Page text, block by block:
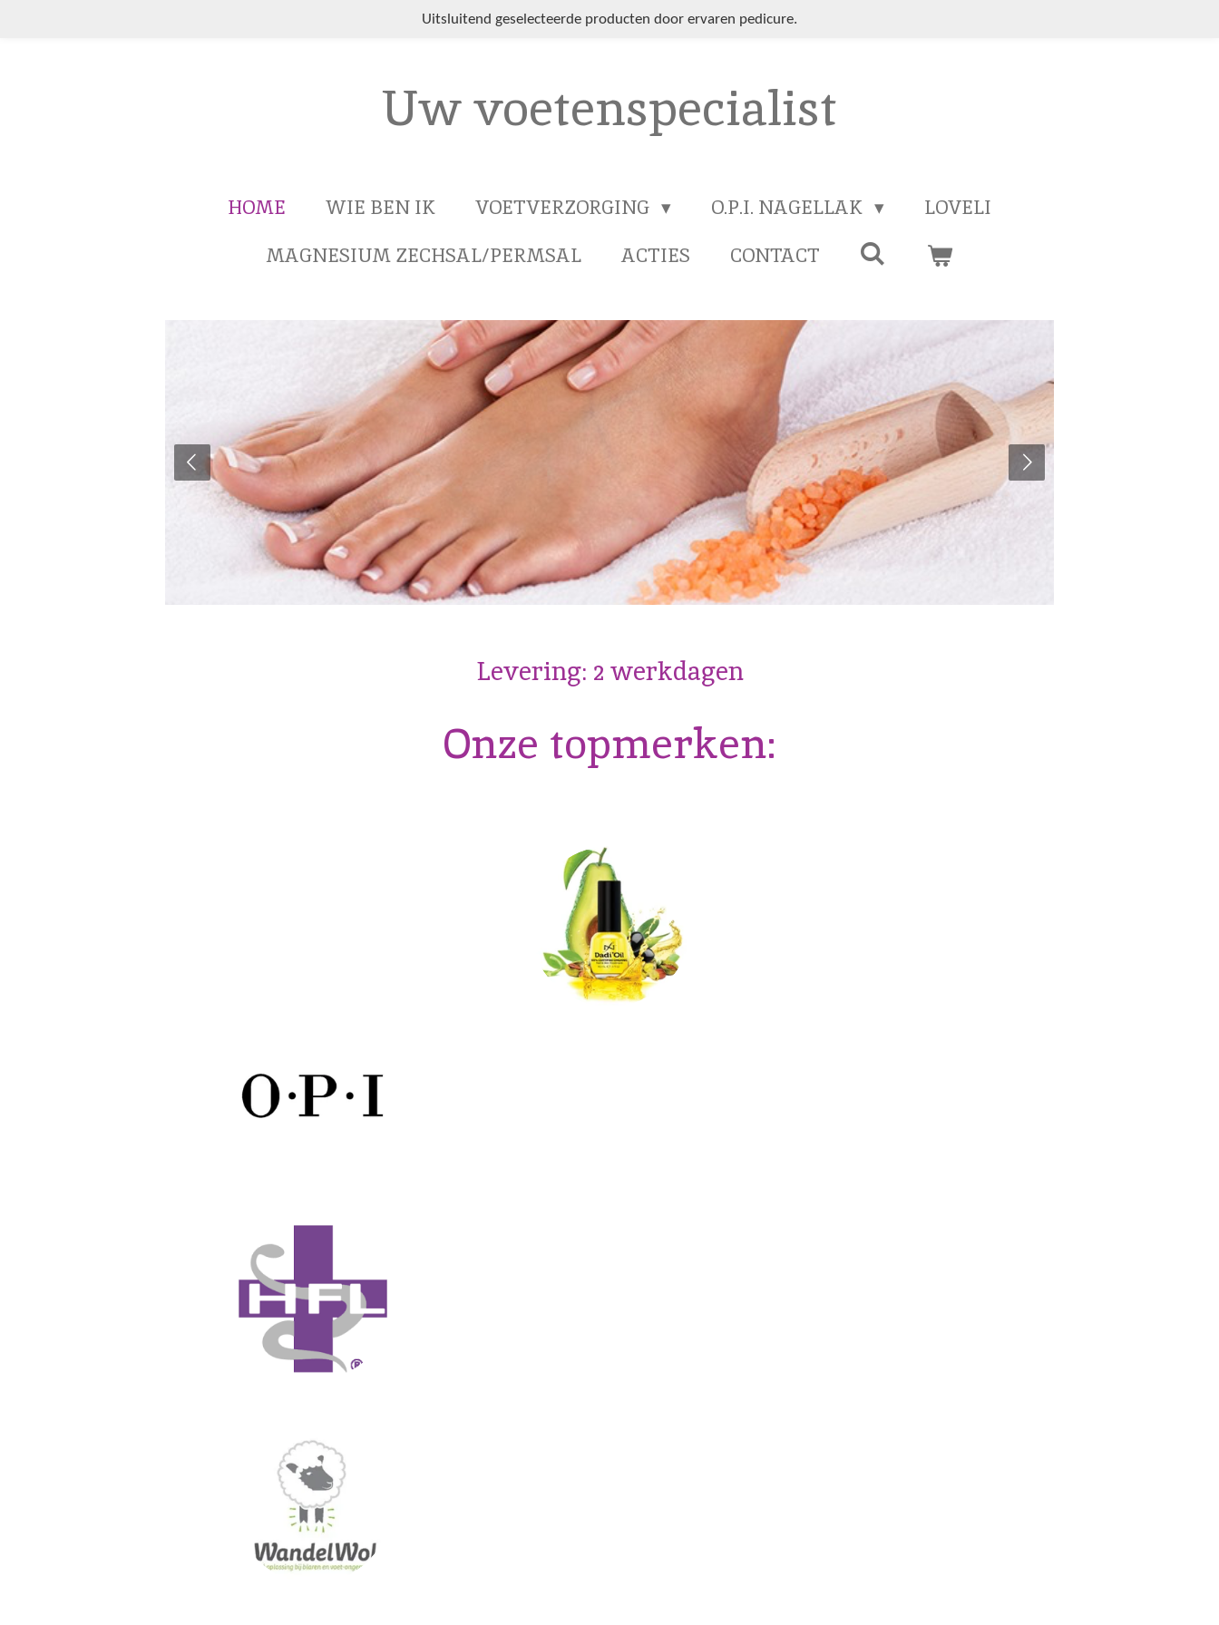
Uitsluitend geselecteerde producten door ervaren pedicure.
Uw voetenspecialist
HOME WIE BEN IK VOETVERZORGING O.P.I. NAGELLAK
LOVELI
MAGNESIUM ZECHSAL/PERMSAL
ACTIES CONTACT
Levering: 2 werkdagen
Onze topmerken: